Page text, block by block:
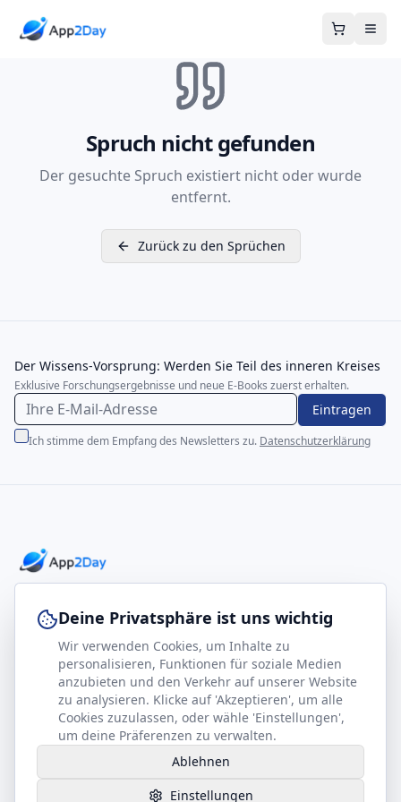
Spruch nicht gefunden
Der gesuchte Spruch existiert nicht oder wurde
entfernt.
Zurück zu den Sprüchen
Der Wissens-Vorsprung: Werden Sie Teil des inneren Kreises
Exklusive Forschungsergebnisse und neue E-Books zuerst erhalten.
Eintragen
Ich stimme dem Empfang des Newsletters zu. Datenschutzerklärung
footer.company
Kontakt
Partner werden
Gesundheits-Kompass
Rechtliches
Impressum
Datenschutz
AGB
Deine Privatsphäre ist uns wichtig
Wir verwenden Cookies, um Inhalte zu
personalisieren, Funktionen für soziale Medien
anzubieten und den Verkehr auf unserer Website
zu analysieren. Klicke auf 'Akzeptieren', um alle
Cookies zuzulassen, oder wähle 'Einstellungen',
um deine Präferenzen zu verwalten.
Ablehnen
Einstellungen
Hilfe benötigt?